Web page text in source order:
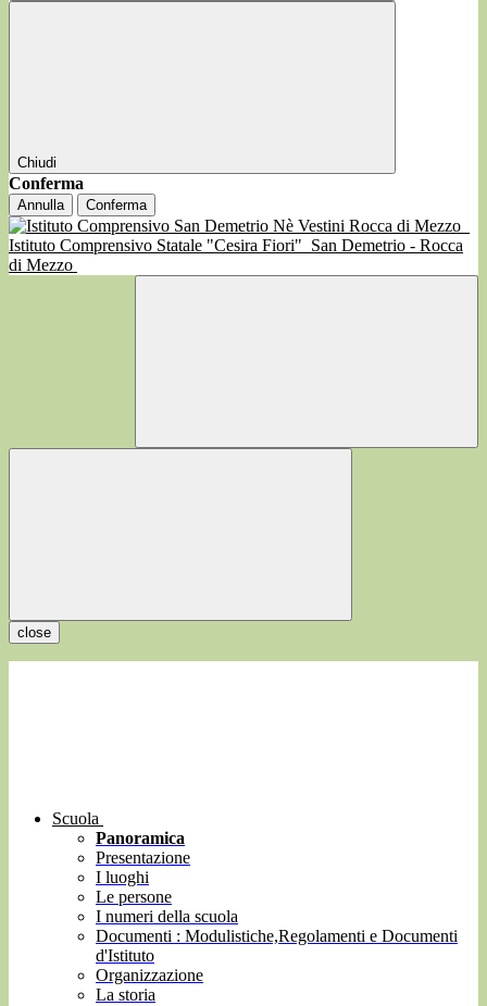
Chiudi
Conferma
Annulla Conferma
Istituto Comprensivo Statale "Cesira Fiori" San Demetrio - Rocca
di Mezzo
close
Scuola
Panoramica
Presentazione
I luoghi
Le persone
I numeri della scuola
Documenti : Modulistiche,Regolamenti e Documenti
d'Istituto
Organizzazione
La storia